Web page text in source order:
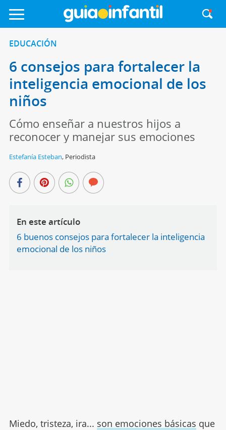
EDUCACIÓN
6 consejos para fortalecer la
inteligencia emocional de los
niños
Cómo enseñar a nuestros hijos a
reconocer y manejar sus emociones
Estefanía Esteban, Periodista
En este artículo
6 buenos consejos para fortalecer la inteligencia
emocional de los niños
Miedo, tristeza, ira... son emociones básicas que